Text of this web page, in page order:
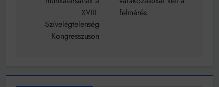
XVIII.
Szívelégtelenség
Kongresszuson
felmérés